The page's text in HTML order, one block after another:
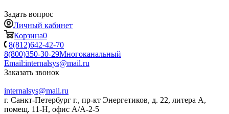
Задать вопрос
Личный кабинет
Корзина0
8(812)642-42-70
8(800)350-30-29Многоканальный
Email:internalsys@mail.ru
Заказать звонок
internalsys@mail.ru
г. Санкт-Петербург г., пр-кт Энергетиков, д. 22, литера А,
помещ. 11-Н, офис А/А-2-5